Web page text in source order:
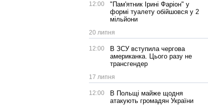
12:00
"Пам'ятник Ірині Фаріон" у
формі туалету обійшовся у 2
мільйони
20 липня
12:00
В ЗСУ вступила чергова
американка. Цього разу не
трансгендер
17 липня
12:00
В Польщі майже щодня
атакують громадян України